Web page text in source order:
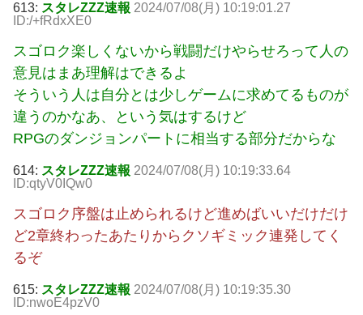
613: スタレZZZ速報 2024/07/08(月) 10:19:01.27
ID:/+fRdxXE0
スゴロク楽しくないから戦闘だけやらせろって人の
意見はまあ理解はできるよ
そういう人は自分とは少しゲームに求めてるものが
違うのかなあ、という気はするけど
RPGのダンジョンパートに相当する部分だからな
614: スタレZZZ速報 2024/07/08(月) 10:19:33.64
ID:qtyV0IQw0
スゴロク序盤は止められるけど進めばいいだけだけ
ど2章終わったあたりからクソギミック連発してく
るぞ
615: スタレZZZ速報 2024/07/08(月) 10:19:35.30
ID:nwoE4pzV0